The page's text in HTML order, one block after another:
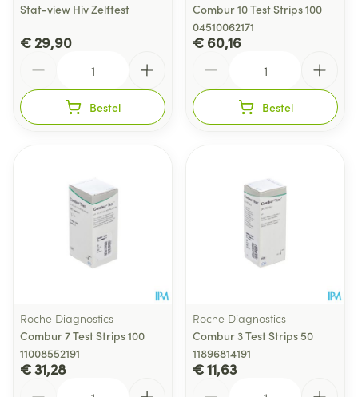
Stat-view Hiv Zelftest
€ 29,90
Bestel
Combur 10 Test Strips 100
04510062171
€ 60,16
Bestel
Roche Diagnostics
Combur 7 Test Strips 100
11008552191
€ 31,28
Roche Diagnostics
Combur 3 Test Strips 50
11896814191
€ 11,63